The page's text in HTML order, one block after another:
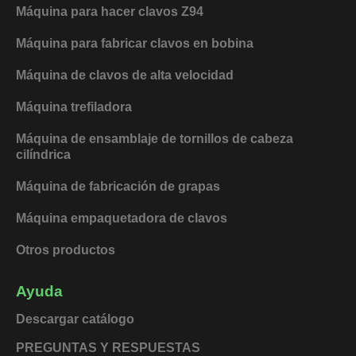
o
k
d
n
b
Máquina para hacer clavos Z94
Máquina para fabricar clavos en bobina
Máquina de clavos de alta velocidad
Máquina trefiladora
Máquina de ensamblaje de tornillos de cabeza
cilíndrica
Máquina de fabricación de grapas
Máquina empaquetadora de clavos
Otros productos
Ayuda
Descargar catálogo
PREGUNTAS Y RESPUESTAS